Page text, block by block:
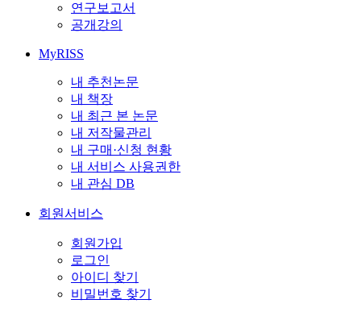
연구보고서
공개강의
MyRISS
내 추천논문
내 책장
내 최근 본 논문
내 저작물관리
내 구매·신청 현황
내 서비스 사용권한
내 관심 DB
회원서비스
회원가입
로그인
아이디 찾기
비밀번호 찾기